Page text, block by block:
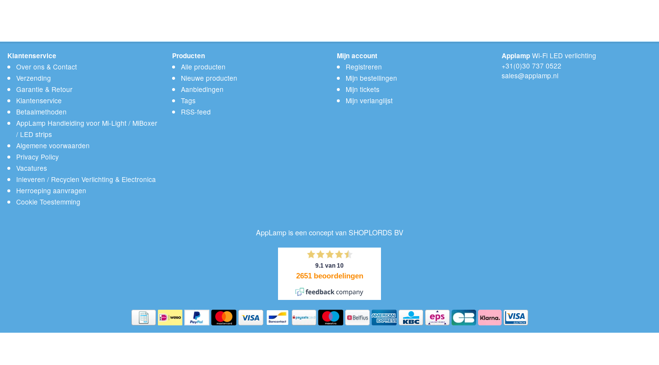
Klantenservice
Over ons & Contact
Verzending
Garantie & Retour
Klantenservice
Betaalmethoden
AppLamp Handleiding voor Mi-Light / MiBoxer
/ LED strips
Algemene voorwaarden
Privacy Policy
Vacatures
Inleveren / Recyclen Verlichting & Electronica
Herroeping aanvragen
Cookie Toestemming
Producten
Alle producten
Nieuwe producten
Aanbiedingen
Tags
RSS-feed
Mijn account
Registreren
Mijn bestellingen
Mijn tickets
Mijn verlanglijst
Applamp Wi-Fi LED verlichting
+31(0)30 737 0522
sales@applamp.nl
AppLamp is een concept van SHOPLORDS BV